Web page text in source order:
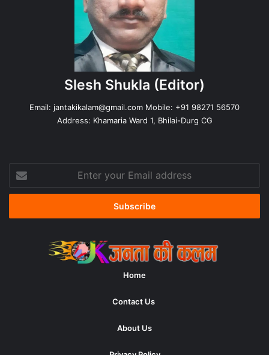
Slesh Shukla (Editor)
Email: jantakikalam@gmail.com Mobile: +91 98271 56570
Address: Khamaria Ward 1, Bhilai-Durg CG
your
Email
Home
Contact Us
About Us